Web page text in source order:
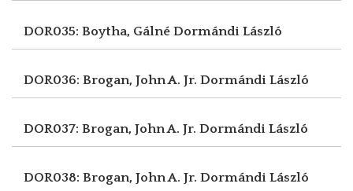
DOR035: Boytha, Gálné Dormándi László
DOR036: Brogan, John A. Jr. Dormándi László
DOR037: Brogan, John A. Jr. Dormándi László
DOR038: Brogan, John A. Jr. Dormándi László